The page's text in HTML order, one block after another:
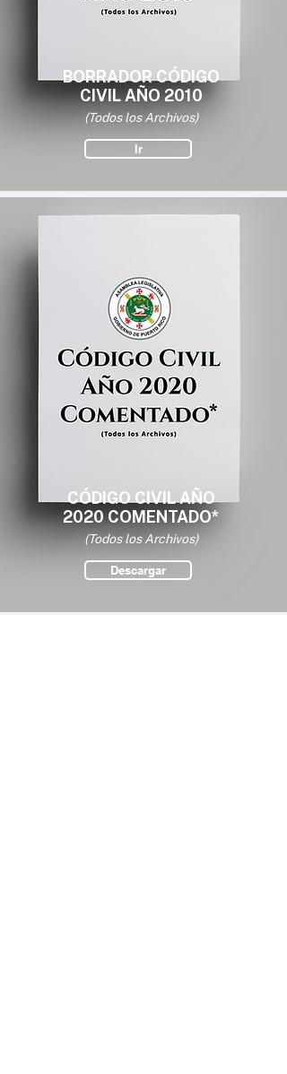
BORRADOR CÓDIGO
CIVIL AÑO 2010
(Todos los Archivos)
Ir
CÓDIGO CIVIL AÑO
2020 COMENTADO*
(Todos los Archivos)
Descargar